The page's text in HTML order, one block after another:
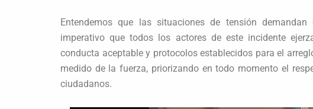
Entendemos que las situaciones de tensión
imperativo que todos los actores de este incidente
conducta aceptable y protocolos establecidos para el
medido de la fuerza, priorizando en todo momento el
ciudadanos.